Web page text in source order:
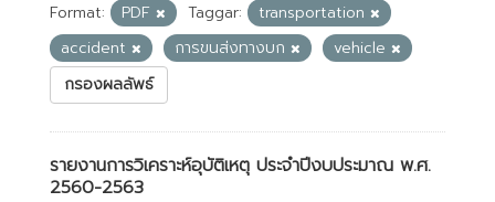
Format:
PDF Taggar:
transportation
accident
การขนส่งทางบก
vehicle
กรองผลลัพธ์
รายงานการวิเคราะห์อุบัติเหตุ ประจำปีงบประมาณ พ.ศ.
2560-2563